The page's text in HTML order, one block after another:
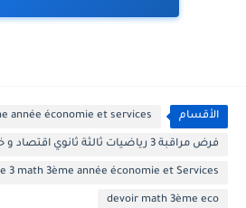
الأقسام année économie et services
فرض مراقبة 3 رياضيات ثالثة ثانوي اقتصاد و خدمات
3 math 3ème année économie et Services
devoir math 3ème eco